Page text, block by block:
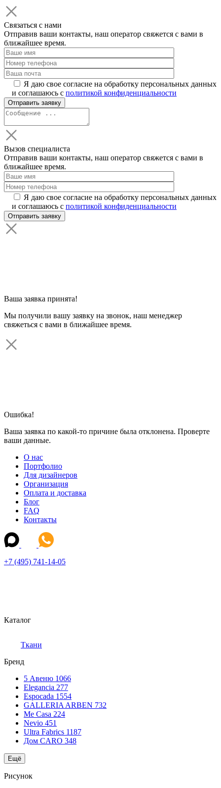
Связаться с нами
Отправив ваши контакты, наш оператор свяжется с вами в
ближайшее время.
Я даю свое согласие на обработку персональных данных
и соглашаюсь с политикой конфиденциальности
Вызов специалиста
Отправив ваши контакты, наш оператор свяжется с вами в
ближайшее время.
Я даю свое согласие на обработку персональных данных
и соглашаюсь с политикой конфиденциальности
Ваша заявка принята!
Мы получили вашу заявку на звонок, наш менеджер
свяжеться с вами в ближайшее время.
Ошибка!
Ваша заявка по какой-то причине была отклонена. Проверте
ваши данные.
О нас
Портфолио
Для дизайнеров
Организация
Оплата и доставка
Блог
FAQ
Контакты
+7 (495) 741-14-05
Каталог
Ткани
Бренд
5 Авеню 1066
Elegancia 277
Espocada 1554
GALLERIA ARBEN 732
Me Casa 224
Nevio 451
Ultra Fabrics 1187
Дом CARO 348
Ещё
Рисунок